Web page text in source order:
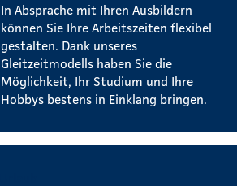
In Absprache mit Ihren Ausbildern
können Sie Ihre Arbeitszeiten flexibel
gestalten. Dank unseres
Gleitzeitmodells haben Sie die
Möglichkeit, Ihr Studium und Ihre
Hobbys bestens in Einklang bringen.